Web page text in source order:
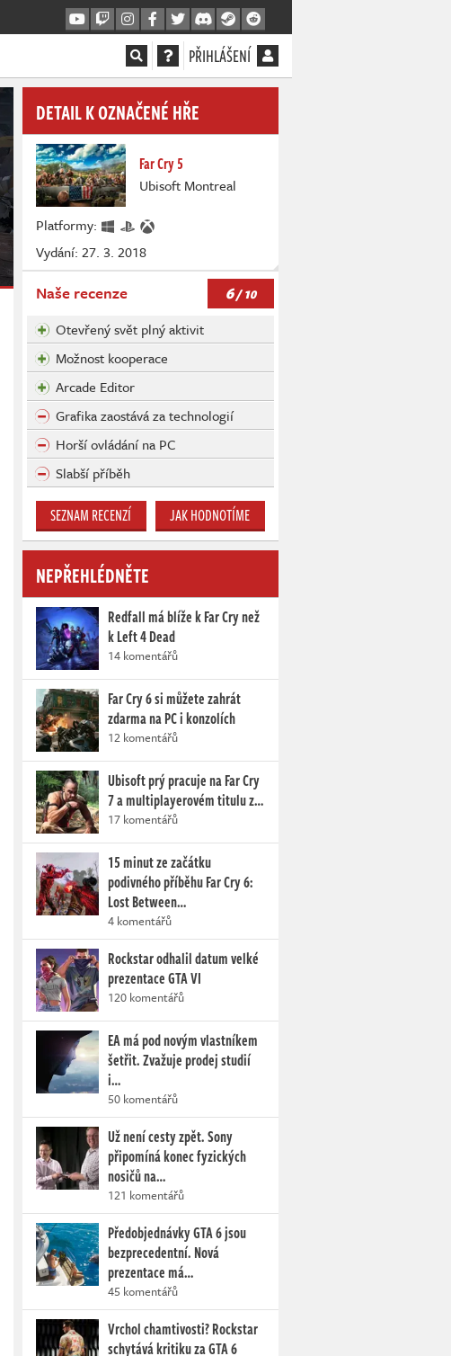
PŘIHLÁŠENÍ
DETAIL K OZNAČENÉ HŘE
Far Cry 5
Ubisoft Montreal
Platformy:
Vydání: 27. 3. 2018
Naše recenze 6/ 10
Otevřený svět plný aktivit
Možnost kooperace
Arcade Editor
Grafika zaostává za technologií
Horší ovládání na PC
Slabší příběh
SEZNAM RECENZÍ JAK HODNOTÍME
NEPŘEHLÉDNĚTE
Redfall má blíže k Far Cry než
k Left 4 Dead
14 komentářů
Far Cry 6 si můžete zahrát
zdarma na PC i konzolích
12 komentářů
Ubisoft prý pracuje na Far Cry
7 a multiplayerovém titulu z…
17 komentářů
15 minut ze začátku
podivného příběhu Far Cry 6:
Lost Between…
4 komentářů
Rockstar odhalil datum velké
prezentace GTA VI
120 komentářů
EA má pod novým vlastníkem
šetřit. Zvažuje prodej studií
i…
50 komentářů
Už není cesty zpět. Sony
připomíná konec fyzických
nosičů na…
121 komentářů
Předobjednávky GTA 6 jsou
bezprecedentní. Nová
prezentace má…
45 komentářů
Vrchol chamtivosti? Rockstar
schytává kritiku za GTA 6